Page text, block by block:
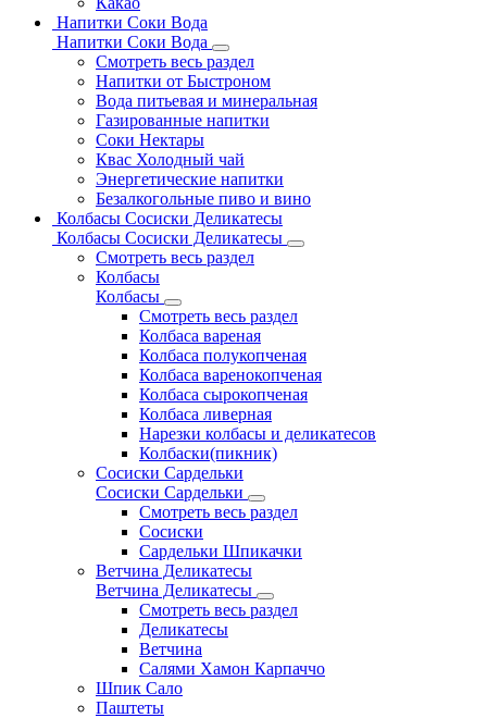
Напитки Соки Вода
Напитки Соки Вода
Смотреть весь раздел
Напитки от Быстроном
Вода питьевая и минеральная
Газированные напитки
Соки Нектары
Квас Холодный чай
Энергетические напитки
Безалкогольные пиво и вино
Колбасы Сосиски Деликатесы
Колбасы Сосиски Деликатесы
Смотреть весь раздел
Колбасы
Колбасы
Смотреть весь раздел
Колбаса вареная
Колбаса полукопченая
Колбаса варенокопченая
Колбаса сырокопченая
Колбаса ливерная
Нарезки колбасы и деликатесов
Колбаски(пикник)
Сосиски Сардельки
Сосиски Сардельки
Смотреть весь раздел
Сосиски
Сардельки Шпикачки
Ветчина Деликатесы
Ветчина Деликатесы
Смотреть весь раздел
Деликатесы
Ветчина
Салями Хамон Карпаччо
Шпик Сало
Паштеты